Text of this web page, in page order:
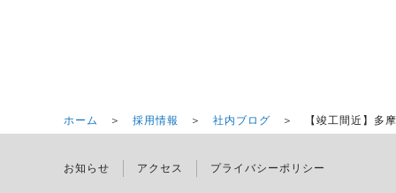
ホーム ＞ 採用情報 ＞ 社内ブログ ＞ 【竣工間近】多摩
お知らせ アクセス プライバシーポリシー